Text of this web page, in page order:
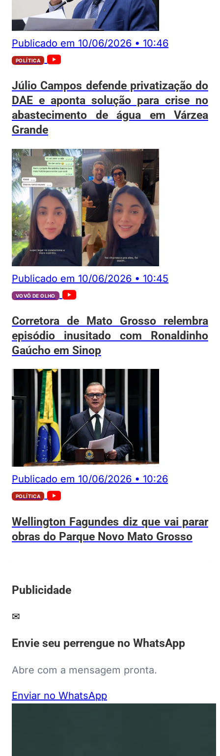
Publicado em 10/06/2026 • 10:46
POLÍTICA
Júlio Campos defende privatização do
DAE e aponta solução para crise no
abastecimento de água em Várzea
Grande
Publicado em 10/06/2026 • 10:45
VOVÔ DE OLHO
Corretora de Mato Grosso relembra
episódio inusitado com Ronaldinho
Gaúcho em Sinop
Publicado em 10/06/2026 • 10:26
POLÍTICA
Wellington Fagundes diz que vai parar
obras do Parque Novo Mato Grosso
Publicidade
✉
Envie seu perrengue no WhatsApp
Abre com a mensagem pronta.
Enviar no WhatsApp